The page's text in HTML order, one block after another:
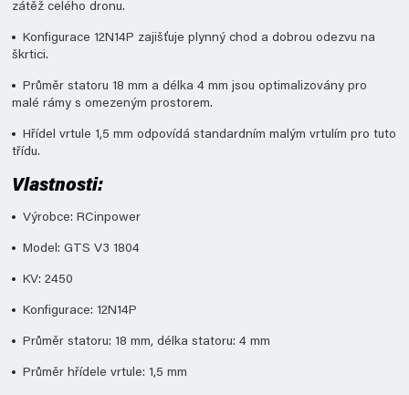
zátěž celého dronu.
Konfigurace 12N14P zajišťuje plynný chod a dobrou odezvu na
škrtici.
Průměr statoru 18 mm a délka 4 mm jsou optimalizovány pro
malé rámy s omezeným prostorem.
Hřídel vrtule 1,5 mm odpovídá standardním malým vrtulím pro tuto
třídu.
Vlastnosti:
Výrobce: RCinpower
Model: GTS V3 1804
KV: 2450
Konfigurace: 12N14P
Průměr statoru: 18 mm, délka statoru: 4 mm
Průměr hřídele vrtule: 1,5 mm